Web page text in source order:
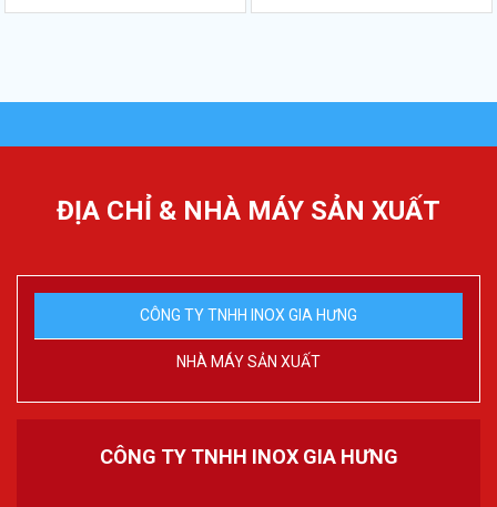
ĐỊA CHỈ & NHÀ MÁY SẢN XUẤT
CÔNG TY TNHH INOX GIA HƯNG
NHÀ MÁY SẢN XUẤT
CÔNG TY TNHH INOX GIA HƯNG